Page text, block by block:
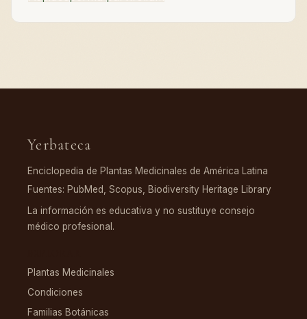
Yerbateca
Enciclopedia de Plantas Medicinales de América Latina
Fuentes: PubMed, Scopus, Biodiversity Heritage Library
La información es educativa y no sustituye consejo
médico profesional.
Plantas Medicinales
Condiciones
Familias Botánicas